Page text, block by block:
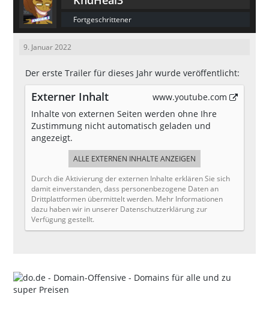
Fortgeschrittener
9. Januar 2022
Der erste Trailer für dieses Jahr wurde veröffentlicht:
Externer Inhalt
www.youtube.com
Inhalte von externen Seiten werden ohne Ihre
Zustimmung nicht automatisch geladen und
angezeigt.
ALLE EXTERNEN INHALTE ANZEIGEN
Durch die Aktivierung der externen Inhalte erklären Sie sich
damit einverstanden, dass personenbezogene Daten an
Drittplattformen übermittelt werden. Mehr Informationen
dazu haben wir in unserer Datenschutzerklärung zur
Verfügung gestellt.